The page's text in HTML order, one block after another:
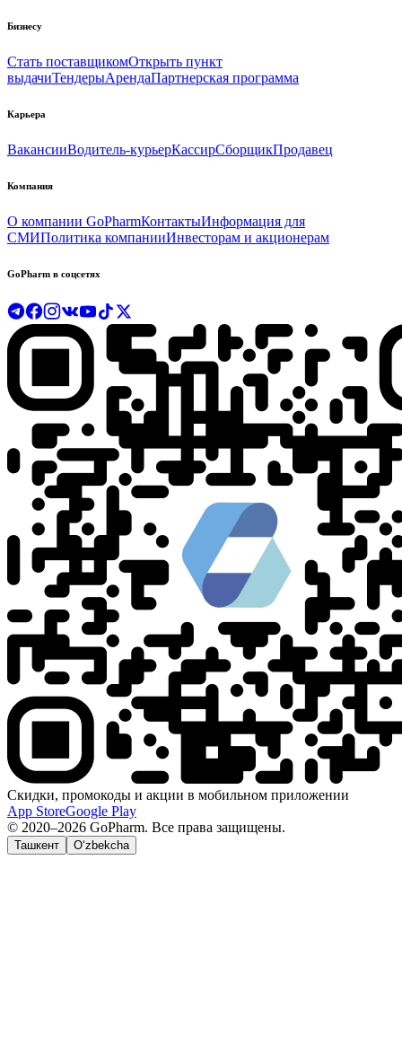
Бизнесу
Стать поставщикомОткрыть пункт
выдачиТендерыАрендаПартнерская программа
Карьера
ВакансииВодитель-курьерКассирСборщикПродавец
Компания
О компании GoPharmКонтактыИнформация для
СМИПолитика компанииИнвесторам и акционерам
GoPharm в соцсетях
Скидки, промокоды и акции в мобильном приложении
App StoreGoogle Play
© 2020–2026 GoPharm. Все права защищены.
Ташкент O‘zbekcha